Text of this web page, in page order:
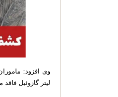
لیتر گازوئیل